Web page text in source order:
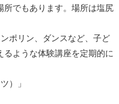
所でもあります。場所は塩尻
ポリン、ダンスなど、子ど
ような体験講座を定期的に
）」